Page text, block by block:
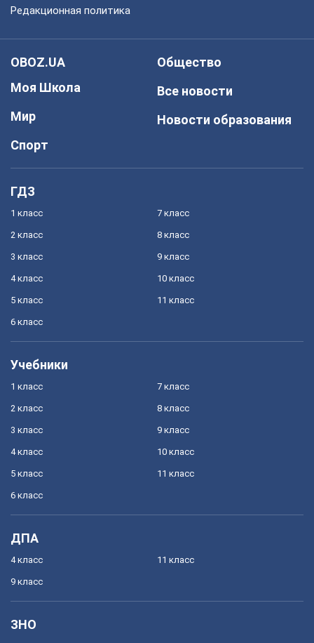
Редакционная политика
OBOZ.UA
Моя Школа
Мир
Спорт
Общество
Все новости
Новости образования
ГДЗ
1 класс
2 класс
3 класс
4 класс
5 класс
6 класс
7 класс
8 класс
9 класс
10 класс
11 класс
Учебники
1 класс
2 класс
3 класс
4 класс
5 класс
6 класс
7 класс
8 класс
9 класс
10 класс
11 класс
ДПА
4 класс
9 класс
11 класс
ЗНО